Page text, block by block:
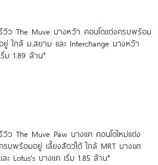
วิว The Muve บางหว้า คอนโดแต่งครบพร้อม
ยู่ ใกล้ ม.สยาม และ Interchange บางหว้า
เริ่ม 1.89 ล้าน*
วิว The Muve Paw บางแค คอนโดใหม่แต่ง
ครบพร้อมอยู่ เลี้ยงสัตว์ได้ ใกล้ MRT บางแค
และ Lotus’s บางแค เริ่ม 1.85 ล้าน*